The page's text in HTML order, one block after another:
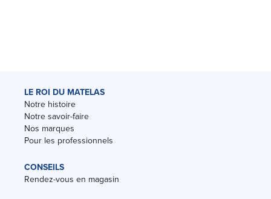
LE ROI DU MATELAS
Notre histoire
Notre savoir-faire
Nos marques
Pour les professionnels
CONSEILS
Rendez-vous en magasin